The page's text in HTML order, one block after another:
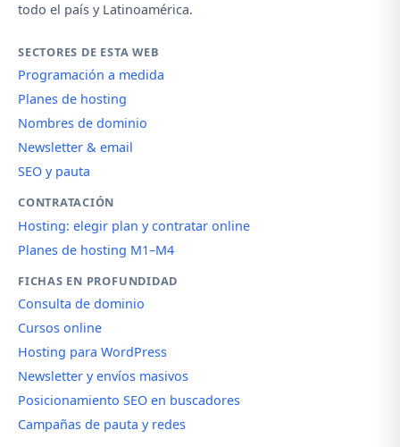
todo el país y Latinoamérica.
SECTORES DE ESTA WEB
Programación a medida
Planes de hosting
Nombres de dominio
Newsletter & email
SEO y pauta
CONTRATACIÓN
Hosting: elegir plan y contratar online
Planes de hosting M1–M4
FICHAS EN PROFUNDIDAD
Consulta de dominio
Cursos online
Hosting para WordPress
Newsletter y envíos masivos
Posicionamiento SEO en buscadores
Campañas de pauta y redes